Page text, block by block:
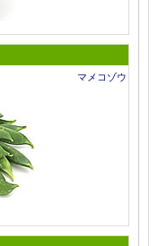
マメコゾウ